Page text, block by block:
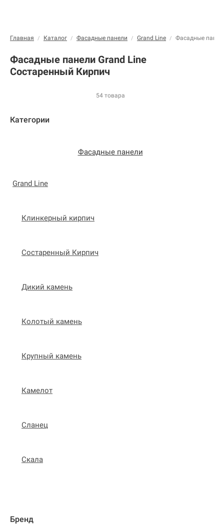
Главная / Каталог / Фасадные панели / Grand Line / Фасадные
Фасадные панели Grand Line
Состаренный Кирпич
54 товара
Категории
Фасадные панели
Grand Line
Клинкерный кирпич
Состаренный Кирпич
Дикий камень
Колотый камень
Крупный камень
Камелот
Сланец
Скала
Бренд